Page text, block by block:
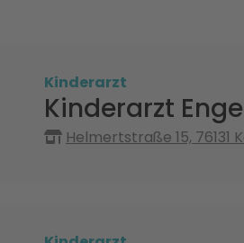
Kinderarzt
Kinderarzt
Helmertstraße 15, 76131